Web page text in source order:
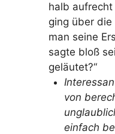
halb
ging über die
man seine
sagte bloß
geläutet?“
von
einfach